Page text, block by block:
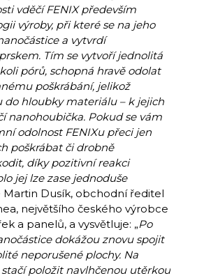
vděčí FENIX především
výroby, při které se na jeho
a vytvrdí
Tím se vytvoří jednolitá
pórů, schopná hravě odolat
poškrábání, jelikož
do hloubky materiálu – k jejich
nanohoubička. Pokud se vám
odolnost FENIXu přeci jen
poškrábat či drobně
díky pozitivní reakci
jej lze zase jednoduše
Martin Dusík, obchodní ředitel
největšího českého výrobce
a panelů, a vysvětluje: „Po
dokážou znovu spojit
neporušené plochy. Na
položit navlhčenou utěrkou